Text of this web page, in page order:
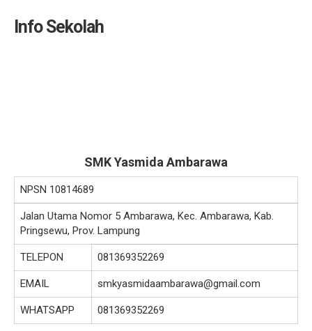
Info Sekolah
SMK Yasmida Ambarawa
NPSN 10814689
Jalan Utama Nomor 5 Ambarawa, Kec. Ambarawa, Kab.
Pringsewu, Prov. Lampung
TELEPON 081369352269
EMAIL smkyasmidaambarawa@gmail.com
WHATSAPP 081369352269